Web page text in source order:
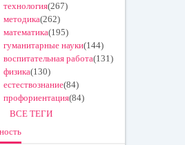
технология(267)
методика(262)
математика(195)
гуманитарные науки(144)
воспитательная работа(131)
физика(130)
естествознание(84)
профориентация(84)
ВСЕ ТЕГИ